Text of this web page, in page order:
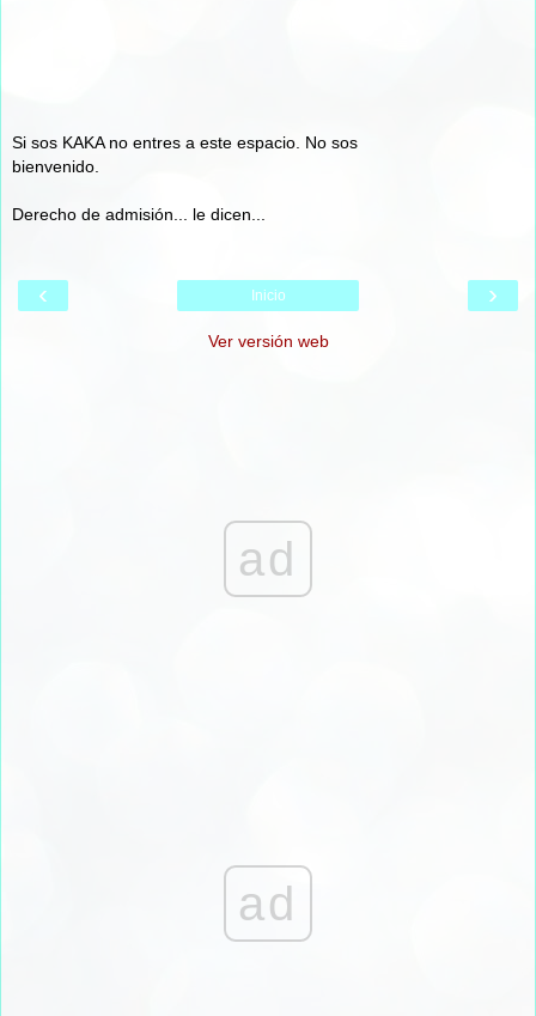
Si sos KAKA no entres a este espacio. No sos
bienvenido.
Derecho de admisión... le dicen...
‹ ›
Inicio
Ver versión web
ad
ad